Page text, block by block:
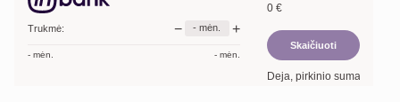
Trukmė: − - mėn. +
- mėn. -mėn.
0 €
Skaičiuoti
Deja, pirkinio suma per